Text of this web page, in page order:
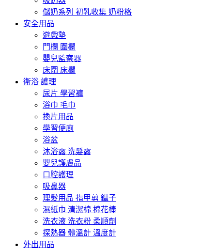
儲奶系列 初乳收集 奶粉格
安全用品
遊戲墊
門欄 圍欄
嬰兒監察器
床圍 床欄
衛浴 護理
尿片 學習褲
浴巾 毛巾
換片用品
學習便廁
浴盆
沐浴露 洗髮露
嬰兒護膚品
口腔護理
吸鼻器
理髮用品 指甲剪 鑷子
濕紙巾 清潔棉 棉花棒
洗衣液 洗衣粉 柔順劑
探熱器 體溫計 溫度計
外出用品